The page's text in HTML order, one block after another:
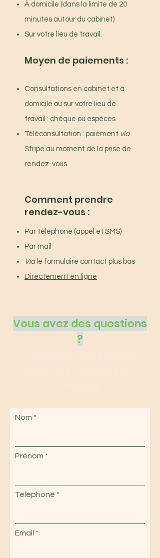
À domicile (dans la limite de 20
minutes autour du cabinet)
Sur votre lieu de travail.
Moyen de paiements :
Consultations en cabinet et à
domicile ou sur votre lieu de
travail : chèque ou espèces
Téléconsultation : paiement via
Stripe au moment de la prise de
rendez-vous.
Par téléphone (appel et SMS)
Par mail
Viale formulaire contact plus bas
Directement en ligne
Comment prendre
rendez-vous :
Vous avez des questions
?
Nom
Prénom
Téléphone
Email